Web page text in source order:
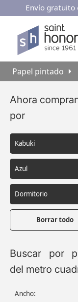
Ir
contenido
Envío gratuito
Papel pintado
Buscar por
del metro
Ancho:
Ahora
por
Kabuki
Azul
Dormitorio
Borrar todo